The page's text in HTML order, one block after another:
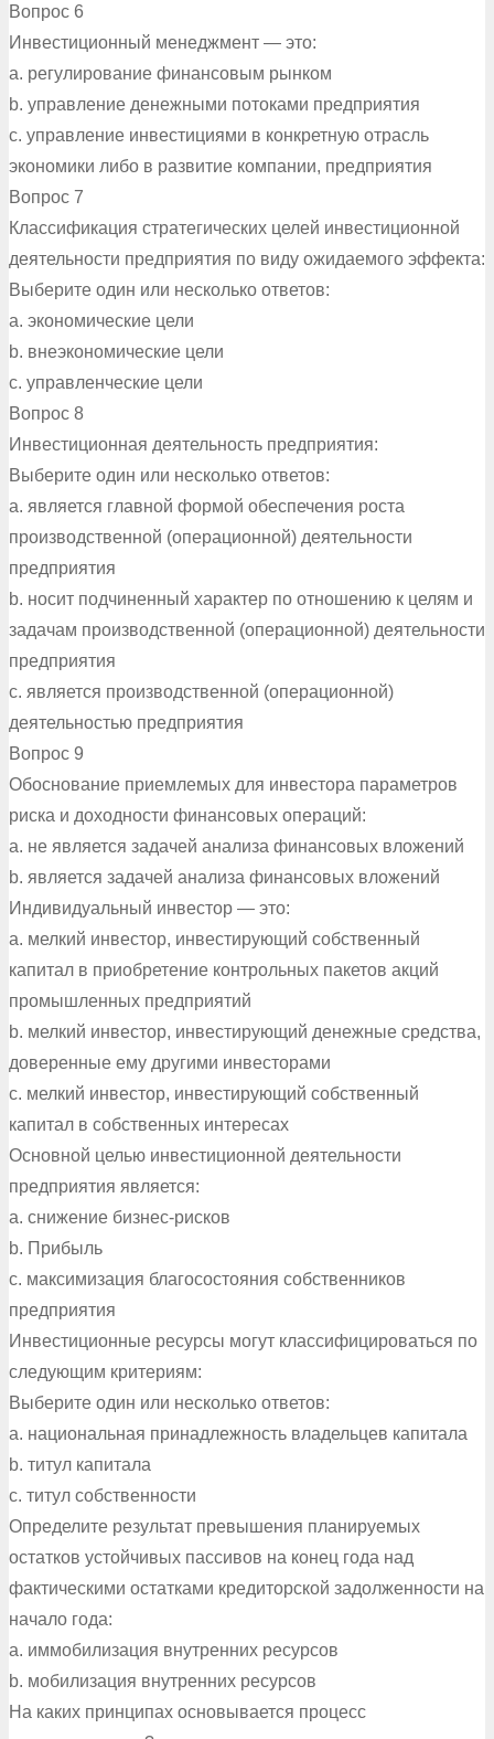
Вопрос 6
Инвестиционный менеджмент — это:
a. регулирование финансовым рынком
b. управление денежными потоками предприятия
c. управление инвестициями в конкретную отрасль
экономики либо в развитие компании, предприятия
Вопрос 7
Классификация стратегических целей инвестиционной
деятельности предприятия по виду ожидаемого эффекта:
Выберите один или несколько ответов:
a. экономические цели
b. внеэкономические цели
c. управленческие цели
Вопрос 8
Инвестиционная деятельность предприятия:
Выберите один или несколько ответов:
a. является главной формой обеспечения роста
производственной (операционной) деятельности
предприятия
b. носит подчиненный характер по отношению к целям и
задачам производственной (операционной) деятельности
предприятия
c. является производственной (операционной)
деятельностью предприятия
Вопрос 9
Обоснование приемлемых для инвестора параметров
риска и доходности финансовых операций:
a. не является задачей анализа финансовых вложений
b. является задачей анализа финансовых вложений
Индивидуальный инвестор — это:
a. мелкий инвестор, инвестирующий собственный
капитал в приобретение контрольных пакетов акций
промышленных предприятий
b. мелкий инвестор, инвестирующий денежные средства,
доверенные ему другими инвесторами
c. мелкий инвестор, инвестирующий собственный
капитал в собственных интересах
Основной целью инвестиционной деятельности
предприятия является:
a. снижение бизнес-рисков
b. Прибыль
c. максимизация благосостояния собственников
предприятия
Инвестиционные ресурсы могут классифицироваться по
следующим критериям:
Выберите один или несколько ответов:
a. национальная принадлежность владельцев капитала
b. титул капитала
c. титул собственности
Определите результат превышения планируемых
остатков устойчивых пассивов на конец года над
фактическими остатками кредиторской задолженности на
начало года:
a. иммобилизация внутренних ресурсов
b. мобилизация внутренних ресурсов
На каких принципах основывается процесс